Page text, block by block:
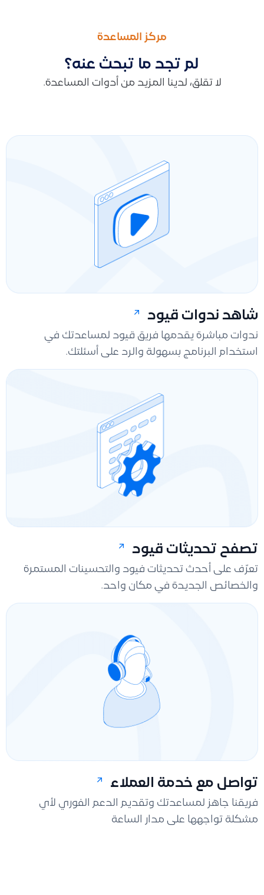
مركز المساعدة
لم تجد ما تبحث عنه؟
لا تقلق، لدينا المزيد من أدوات المساعدة.
شاهد ندوات قيود
ندوات مباشرة يقدمها فريق قيود لمساعدتك في
استخدام البرنامج بسهولة والرد على أسئلتك.
تصفح تحديثات قيود
تعرّف على أحدث تحديثات فيود والتحسينات المستمرة
والخصائص الجديدة في مكان واحد.
تواصل مع خدمة العملاء
فريقنا جاهز لمساعدتك وتقديم الدعم الفوري لأي
مشكلة تواجهها على مدار الساعة